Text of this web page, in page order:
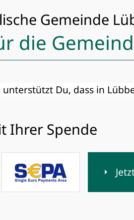
Gemeinde
die
Du, dass in
Ihrer Spende